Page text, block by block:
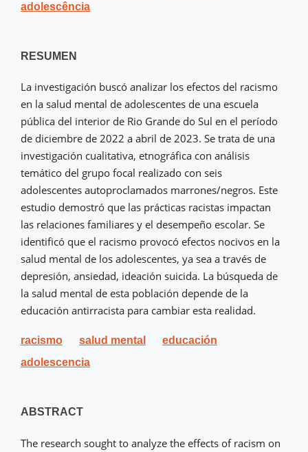
adolescência
RESUMEN
La investigación buscó analizar los efectos del racismo
en la salud mental de adolescentes de una escuela
pública del interior de Rio Grande do Sul en el período
de diciembre de 2022 a abril de 2023. Se trata de una
investigación cualitativa, etnográfica con análisis
temático del grupo focal realizado con seis
adolescentes autoproclamados marrones/negros. Este
estudio demostró que las prácticas racistas impactan
las relaciones familiares y el desempeño escolar. Se
identificó que el racismo provocó efectos nocivos en la
salud mental de los adolescentes, ya sea a través de
depresión, ansiedad, ideación suicida. La búsqueda de
la salud mental de esta población depende de la
educación antirracista para cambiar esta realidad.
racismo salud mental
educación
adolescencia
ABSTRACT
The research sought to analyze the effects of racism on